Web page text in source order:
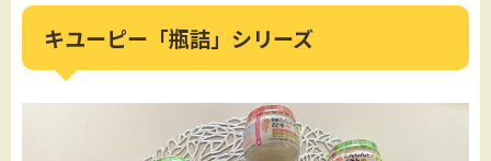
キユーピー「瓶詰」シリーズ